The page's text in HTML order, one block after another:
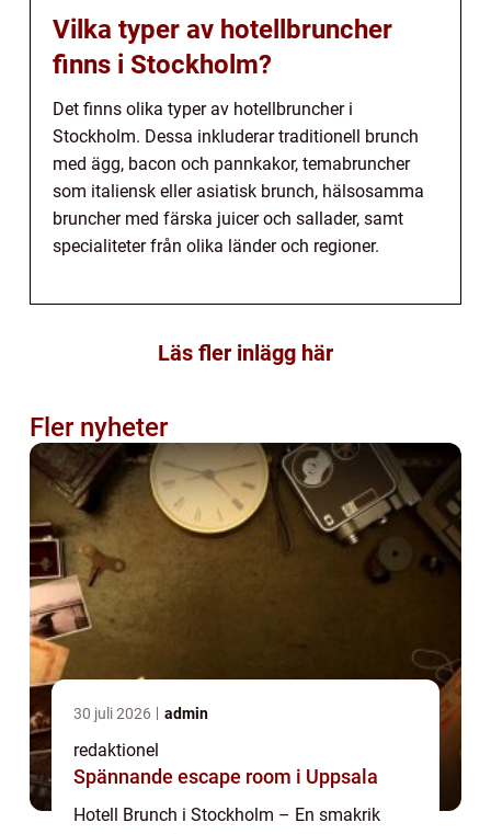
Vilka typer av hotellbruncher
finns i Stockholm?
Det finns olika typer av hotellbruncher i
Stockholm. Dessa inkluderar traditionell brunch
med ägg, bacon och pannkakor, temabruncher
som italiensk eller asiatisk brunch, hälsosamma
bruncher med färska juicer och sallader, samt
specialiteter från olika länder och regioner.
Läs fler inlägg här
Fler nyheter
30 juli 2026 admin
redaktionel
Spännande escape room i Uppsala
Hotell Brunch i Stockholm – En smakrik